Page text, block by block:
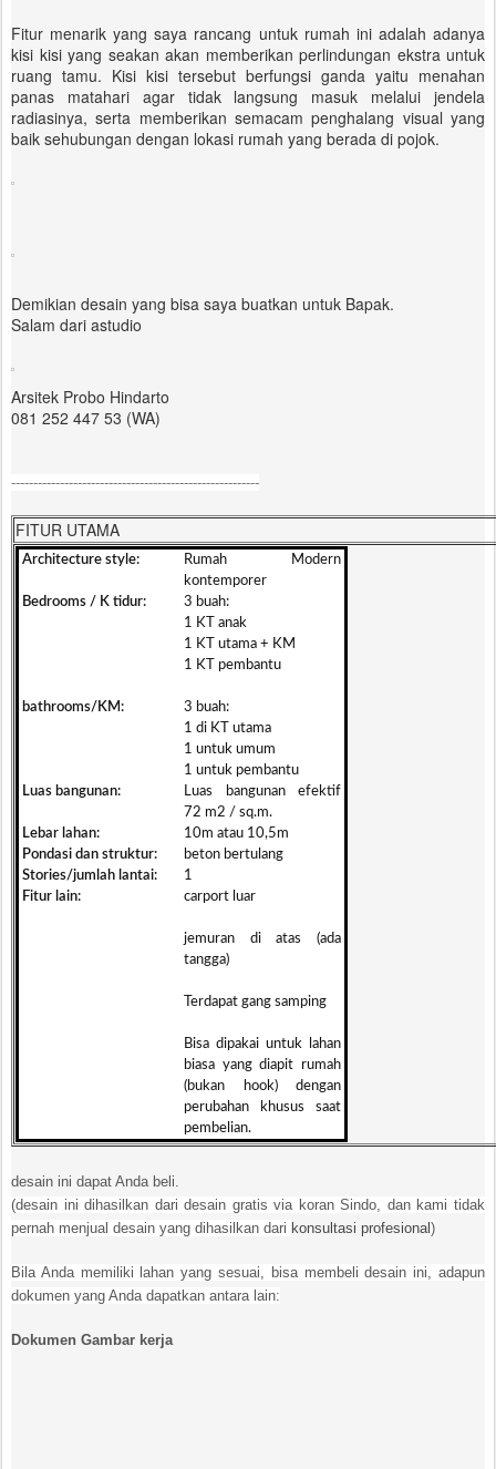
Fitur menarik yang saya rancang untuk rumah ini adalah adanya
kisi kisi yang seakan akan memberikan perlindungan ekstra untuk
ruang tamu. Kisi kisi tersebut berfungsi ganda yaitu menahan
panas matahari agar tidak langsung masuk melalui jendela
radiasinya, serta memberikan semacam penghalang visual yang
baik sehubungan dengan lokasi rumah yang berada di pojok.
Demikian desain yang bisa saya buatkan untuk Bapak.
Salam dari astudio
Arsitek Probo Hindarto
081 252 447 53 (WA)
--------------------------------------------------------
FITUR UTAMA
Architecture style:
Rumah Modern
kontemporer
Bedrooms / K tidur:
3 buah:
1 KT anak
1 KT utama + KM
1 KT pembantu
bathrooms/KM:
3 buah:
1 di KT utama
1 untuk umum
1 untuk pembantu
Luas bangunan:
Luas bangunan efektif
72 m2 / sq.m.
Lebar lahan:
10m atau 10,5m
Pondasi dan struktur:
beton bertulang
Stories/jumlah lantai:
1
Fitur lain:
carport luar
jemuran di atas (ada
tangga)
Terdapat gang samping
Bisa dipakai untuk lahan
biasa yang diapit rumah
(bukan hook) dengan
perubahan khusus saat
pembelian.
desain ini dapat Anda beli.
(desain ini dihasilkan dari desain gratis via koran Sindo, dan kami tidak
pernah menjual desain yang dihasilkan dari konsultasi profesional)
Bila Anda memiliki lahan yang sesuai, bisa membeli desain ini, adapun
dokumen yang Anda dapatkan antara lain:
Dokumen Gambar kerja